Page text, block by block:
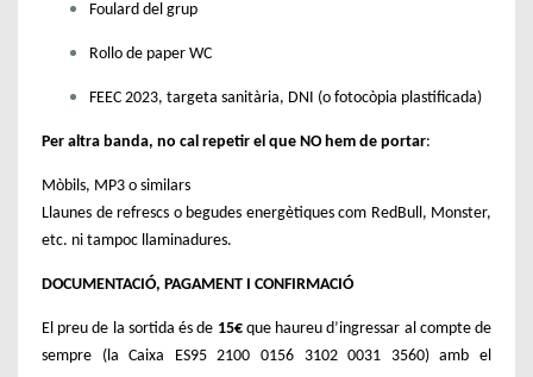
Foulard del grup
Rollo de paper WC
FEEC 2023, targeta sanitària, DNI (o fotocòpia plastificada)
Per altra banda, no cal repetir el que NO hem de portar:
Mòbils, MP3 o similars
Llaunes de refrescs o begudes energètiques com RedBull, Monster,
etc. ni tampoc llaminadures.
DOCUMENTACIÓ, PAGAMENT I CONFIRMACIÓ
El preu de la sortida és de 15€que haureu d’ingressar al compte de
sempre (la Caixa ES95 2100 0156 3102 0031 3560) amb el